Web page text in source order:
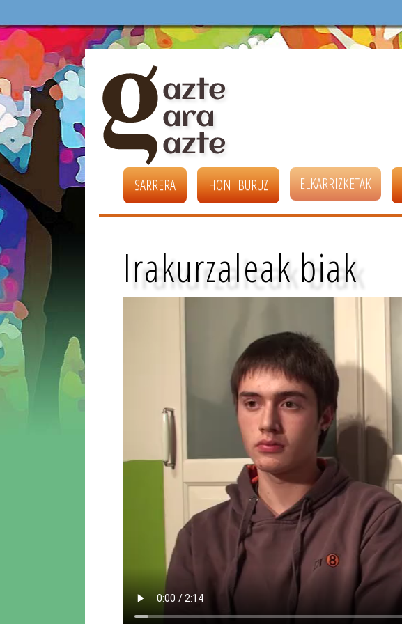
SARRERA HONI BURUZ ELKARRIZKETAK
Irakurzaleak biak